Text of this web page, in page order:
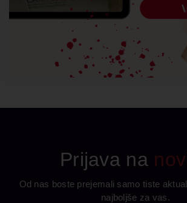
Prijava na
Od nas boste prejemali samo tiste
najboljše za vas.